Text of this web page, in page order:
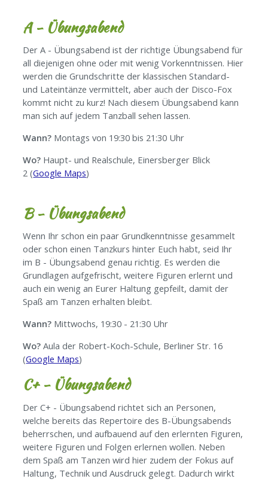
A - Übungsabend
Der A - Übungsabend ist der richtige Übungsabend für
all diejenigen ohne oder mit wenig Vorkenntnissen. Hier
werden die Grundschritte der klassischen Standard-
und Lateintänze vermittelt, aber auch der Disco-Fox
kommt nicht zu kurz! Nach diesem Übungsabend kann
man sich auf jedem Tanzball sehen lassen.
Wann? Montags von 19:30 bis 21:30 Uhr
Wo? Haupt- und Realschule, Einersberger Blick
2 (Google Maps)
B - Übungsabend
Wenn Ihr schon ein paar Grundkenntnisse gesammelt
oder schon einen Tanzkurs hinter Euch habt, seid Ihr
im B - Übungsabend genau richtig. Es werden die
Grundlagen aufgefrischt, weitere Figuren erlernt und
auch ein wenig an Eurer Haltung gepfeilt, damit der
Spaß am Tanzen erhalten bleibt.
Wann? Mittwochs, 19:30 - 21:30 Uhr
Wo? Aula der Robert-Koch-Schule, Berliner Str. 16
(Google Maps)
C+ - Übungsabend
Der C+ - Übungsabend richtet sich an Personen,
welche bereits das Repertoire des B-Übungsabends
beherrschen, und aufbauend auf den erlernten Figuren,
weitere Figuren und Folgen erlernen wollen. Neben
dem Spaß am Tanzen wird hier zudem der Fokus auf
Haltung, Technik und Ausdruck gelegt. Dadurch wirkt